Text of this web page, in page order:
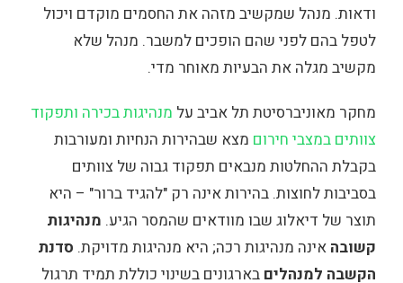
ודאות. מנהל שמקשיב מזהה את החסמים מוקדם ויכול
לטפל בהם לפני שהם הופכים למשבר. מנהל שלא
מקשיב מגלה את הבעיות מאוחר מדי.
מחקר מאוניברסיטת תל אביב על מנהיגות בכירה ותפקוד
צוותים במצבי חירום מצא שבהירות הנחיות ומעורבות
בקבלת ההחלטות מנבאים תפקוד גבוה של צוותים
בסביבות לחוצות. בהירות אינה רק "להגיד ברור" – היא
תוצר של דיאלוג שבו מוודאים שהמסר הגיע. מנהיגות
קשובה אינה מנהיגות רכה; היא מנהיגות מדויקת. סדנת
הקשבה למנהלים בארגונים בשינוי כוללת תמיד תרגול